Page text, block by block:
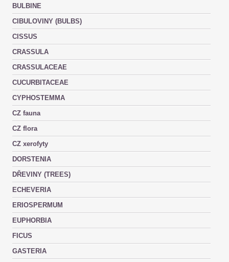
BULBINE
CIBULOVINY (BULBS)
CISSUS
CRASSULA
CRASSULACEAE
CUCURBITACEAE
CYPHOSTEMMA
CZ fauna
CZ flora
CZ xerofyty
DORSTENIA
DŘEVINY (TREES)
ECHEVERIA
ERIOSPERMUM
EUPHORBIA
FICUS
GASTERIA